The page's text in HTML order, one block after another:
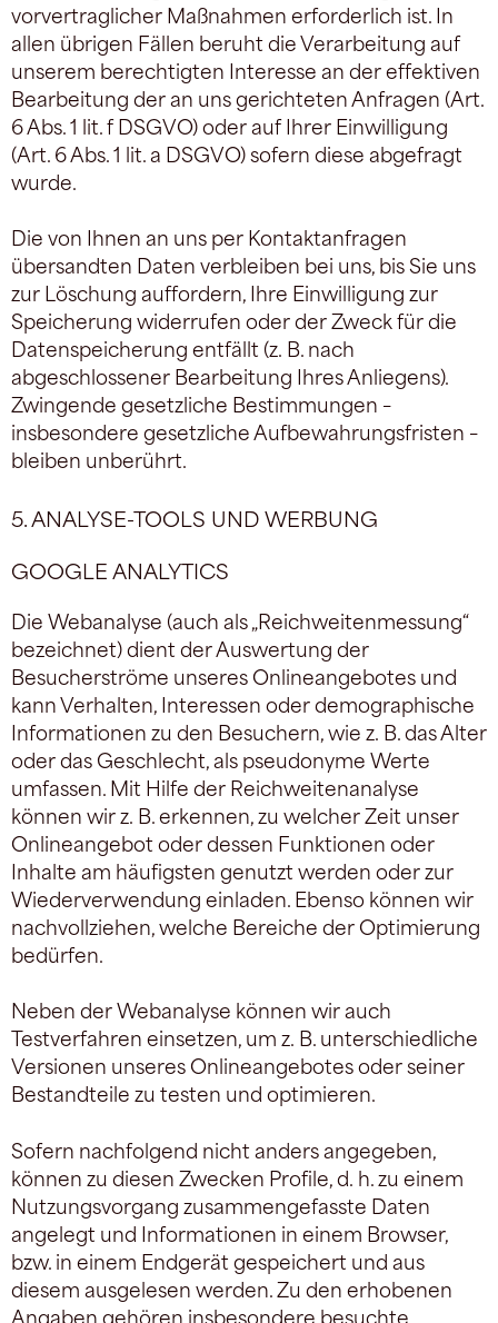
vorvertraglicher Maßnahmen erforderlich ist. In
allen übrigen Fällen beruht die Verarbeitung auf
unserem berechtigten Interesse an der effektiven
Bearbeitung der an uns gerichteten Anfragen (Art.
6 Abs. 1 lit. f DSGVO) oder auf Ihrer Einwilligung
(Art. 6 Abs. 1 lit. a DSGVO) sofern diese abgefragt
wurde.
Die von Ihnen an uns per Kontaktanfragen
übersandten Daten verbleiben bei uns, bis Sie uns
zur Löschung auffordern, Ihre Einwilligung zur
Speicherung widerrufen oder der Zweck für die
Datenspeicherung entfällt (z. B. nach
abgeschlossener Bearbeitung Ihres Anliegens).
Zwingende gesetzliche Bestimmungen –
insbesondere gesetzliche Aufbewahrungsfristen –
bleiben unberührt.
5. ANALYSE-TOOLS UND WERBUNG
GOOGLE ANALYTICS
Die Webanalyse (auch als „Reichweitenmessung“
bezeichnet) dient der Auswertung der
Besucherströme unseres Onlineangebotes und
kann Verhalten, Interessen oder demographische
Informationen zu den Besuchern, wie z. B. das Alter
oder das Geschlecht, als pseudonyme Werte
umfassen. Mit Hilfe der Reichweitenanalyse
können wir z. B. erkennen, zu welcher Zeit unser
Onlineangebot oder dessen Funktionen oder
Inhalte am häufigsten genutzt werden oder zur
Wiederverwendung einladen. Ebenso können wir
nachvollziehen, welche Bereiche der Optimierung
bedürfen.
Neben der Webanalyse können wir auch
Testverfahren einsetzen, um z. B. unterschiedliche
Versionen unseres Onlineangebotes oder seiner
Bestandteile zu testen und optimieren.
Sofern nachfolgend nicht anders angegeben,
können zu diesen Zwecken Profile, d. h. zu einem
Nutzungsvorgang zusammengefasste Daten
angelegt und Informationen in einem Browser,
bzw. in einem Endgerät gespeichert und aus
diesem ausgelesen werden. Zu den erhobenen
Angaben gehören insbesondere besuchte